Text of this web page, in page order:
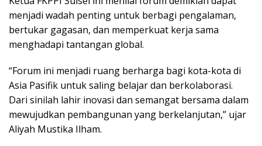
menjadi wadah penting untuk berbagi pengalaman,
bertukar gagasan, dan memperkuat kerja sama
menghadapi tantangan global.
“Forum ini menjadi ruang berharga bagi kota-kota di
Asia Pasifik untuk saling belajar dan berkolaborasi.
Dari sinilah lahir inovasi dan semangat bersama dalam
mewujudkan pembangunan yang berkelanjutan,” ujar
Aliyah Mustika Ilham.